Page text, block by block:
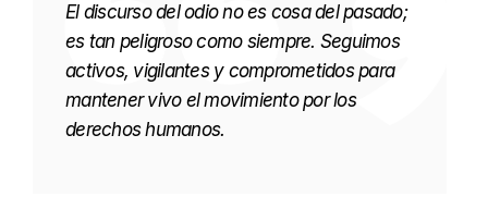
El discurso del odio no es cosa del pasado;
es tan peligroso como siempre. Seguimos
activos, vigilantes y comprometidos para
mantener vivo el movimiento por los
derechos humanos.